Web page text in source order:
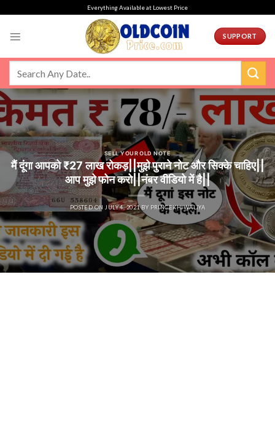
Everything Available at Lowest Price
SUPPORT
SELL YOUR OLD NOTE
मैं दूंगा आपको ₹27 लाख रोकड़||मुझे पुराने नोट और सिक्के चाहिए||
आप मुझे फोन करो||नंबर वीडियो में है||
POSTED ONJULY 4, 2021 BY PRINCEKHIWALIYA